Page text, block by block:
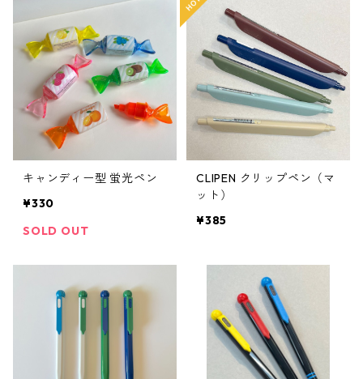
キャンディー型 蛍光ペン
¥330
SOLD OUT
CLIPEN クリップペン（マ
ット）
¥385